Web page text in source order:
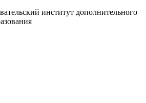
институт дополнительного